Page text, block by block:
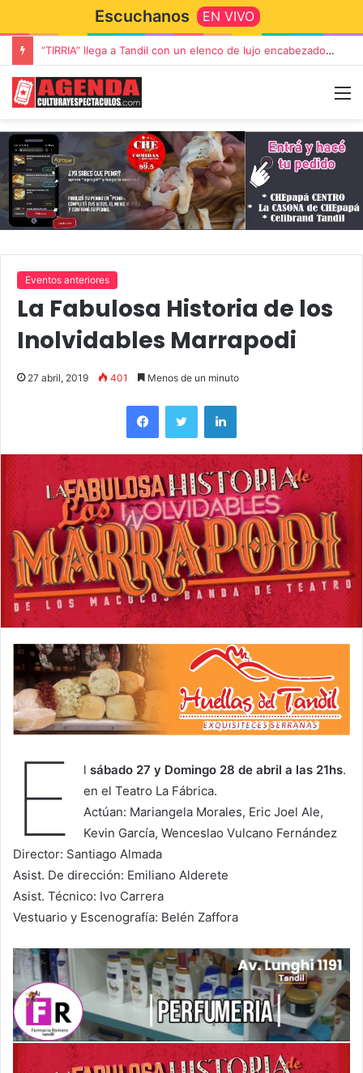
Escuchanos EN VIVO
“TIRRIA” llega a Tandil con un elenco de lujo encabezado por Capusotto, Spregelburd y Stefani
Eventos anteriores
La Fabulosa Historia de los
Inolvidables Marrapodi
27 abril, 2019 401 Menos de un minuto
E l sábado 27 y Domingo 28 de abril a las 21hs.
en el Teatro La Fábrica.
Actúan: Mariangela Morales, Eric Joel Ale,
Kevin García, Wenceslao Vulcano Fernández
Director: Santiago Almada
Asist. De dirección: Emiliano Alderete
Asist. Técnico: Ivo Carrera
Vestuario y Escenografía: Belén Zaffora